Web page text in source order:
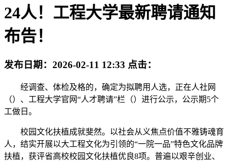
24人！工程大学最新聘请通知
布告！
发布日期： 2026-02-11 12:33 点击：
经调查、体检及格的，确定为拟聘用人选，正在人社网
（）、工程大学官网“人才聘请”栏（）进行公示，公示期5个
工做日。
校园文化扶植成就斐然。以社会从义焦点价值不雅铸魂育
人，结实开展以大工程文化为引领的“一院一品”特色文化品牌
扶植，获评省高校校园文化扶植优良8项。普遍以艰辛创业、